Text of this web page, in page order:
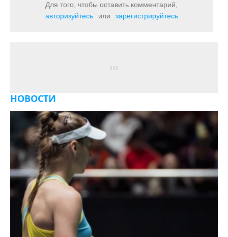
Для того, чтобы оставить комментарий,
авторизуйтесь
или зарегистрируйтесь
НОВОСТИ